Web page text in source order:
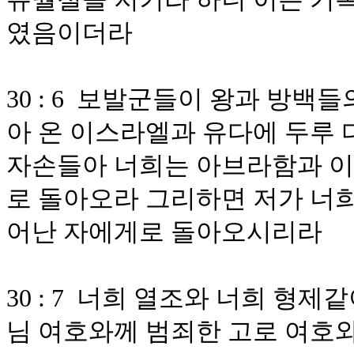
였음이더라
30 : 6 보발군들이 왕과 방백
아 온 이스라엘과 유다에 두루
자손들아 너희는 아브라함과
로 돌아오라 그리하면 저가 너
어난 자에게로 돌아오시리라
30 : 7 너희 열조와 너희 형제
님 여호와께 범죄한 고로 여호